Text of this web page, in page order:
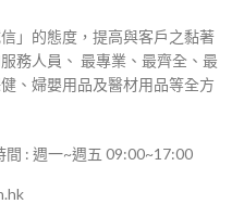
」的態度，提高與客戶之黏著
務人員、 最專業、最齊全、最
、婦嬰用品及醫材用品等全方
: 週一~週五 09:00~17:00